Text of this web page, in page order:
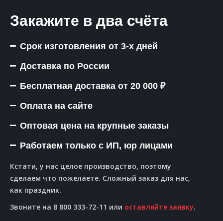
Закажите в два счёта
Срок изготовления от 3-х дней
Доставка по России
Бесплатная доставка от 20 000 ₽
Оплата на сайте
Оптовая цена на крупные заказы
Работаем только с ИП, юр лицами
Кстати, у нас целое производство, поэтому
сделаем что пожелаете. Сложный заказ для нас,
как праздник.
Звоните на 8 800 333-72-11 или оставляйте заявку.